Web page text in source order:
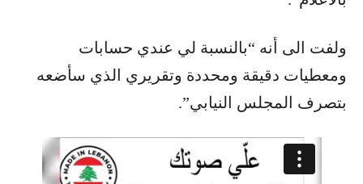
ولفت الى أنه “بالنسبة لي عندي حسابات
ومعطيات دقيقة ومحددة وتقريري الذي سأضعه
بتصرف المجلس النيابي”.